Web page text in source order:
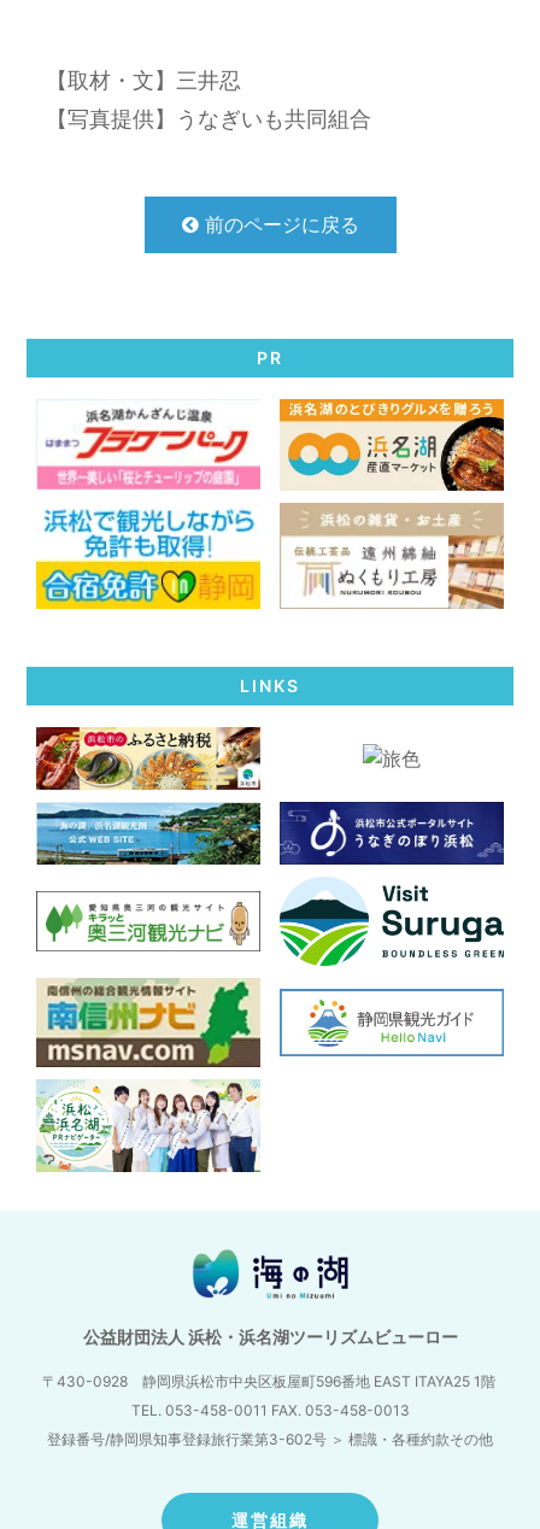
【取材・文】三井忍
【写真提供】うなぎいも共同組合
前のページに戻る
PR
LINKS
公益財団法人 浜松・浜名湖ツーリズムビューロー
〒430-0928 静岡県浜松市中央区板屋町596番地 EAST ITAYA25 1階
TEL. 053-458-0011 FAX. 053-458-0013
登録番号/静岡県知事登録旅行業第3-602号 ＞ 標識・各種約款その他
運営組織